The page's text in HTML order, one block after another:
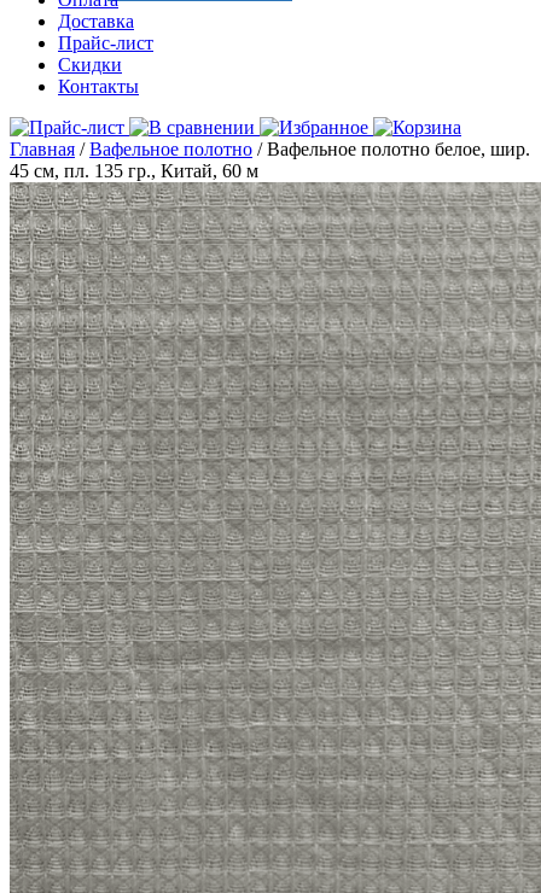
Доставка
Прайс-лист
Скидки
Контакты
Главная /Вафельное полотно / Вафельное полотно белое, шир.
45 см, пл. 135 гр., Китай, 60 м